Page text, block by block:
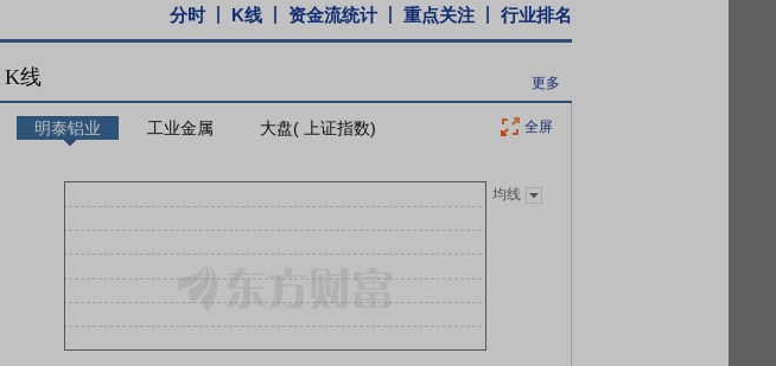
分时 K线 资金流统计 重点关注 行业排名
K线 更多
明泰铝业 工业金属 大盘( 上证指数) 全屏
均线